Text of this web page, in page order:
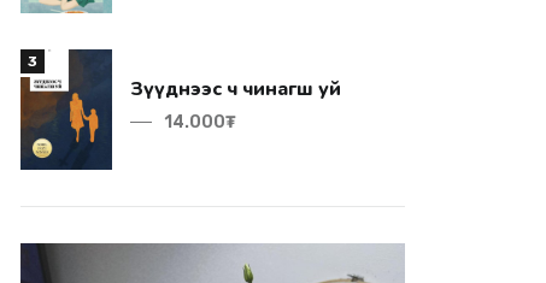
3
Зүүднээс ч чинагш уй
14.000₮